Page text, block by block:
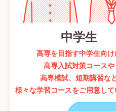
中学生
高専を目指す中学生向
高専入試対策コースや
高専模試、短期講習な
様々な学習コースをご用意して